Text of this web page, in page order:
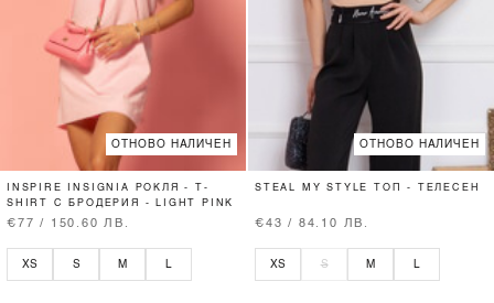
ОТНОВО НАЛИЧЕН
INSPIRE INSIGNIA РОКЛЯ - T-
SHIRT С БРОДЕРИЯ - LIGHT PINK
€77 / 150.60 ЛВ.
XS S M
ОТНОВО НАЛИЧЕН
STEAL MY STYLE ТОП - ТЕЛЕСЕН
€43 / 84.10 ЛВ.
XS S M